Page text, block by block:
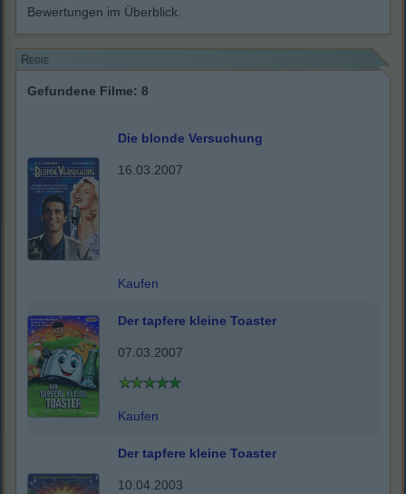
Bewertungen im Überblick.
Regie
Gefundene Filme: 8
Die blonde Versuchung
16.03.2007
Kaufen
Der tapfere kleine Toaster
07.03.2007
Kaufen
Der tapfere kleine Toaster
10.04.2003